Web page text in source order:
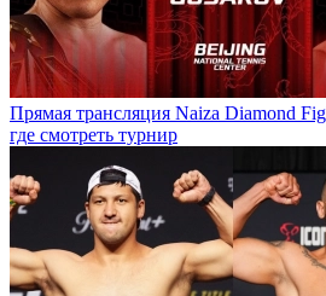
Прямая трансляция Naiza Diamond
где смотреть турнир